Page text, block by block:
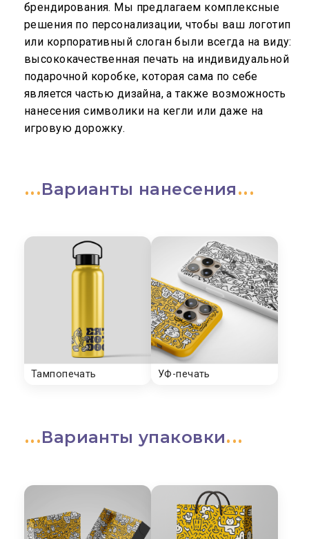
брендирования. Мы предлагаем комплексные
решения по персонализации, чтобы ваш логотип
или корпоративный слоган были всегда на виду:
высококачественная печать на индивидуальной
подарочной коробке, которая сама по себе
является частью дизайна, а также возможность
нанесения символики на кегли или даже на
игровую дорожку.
Варианты нанесения
Варианты упаковки